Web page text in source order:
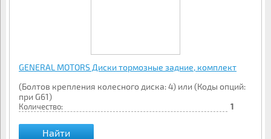
GENERAL MOTORS Диски тормозные задние, комплект
(Болтов крепления колесного диска: 4) или (Коды опций:
при G61)
Количество: 1
Найти